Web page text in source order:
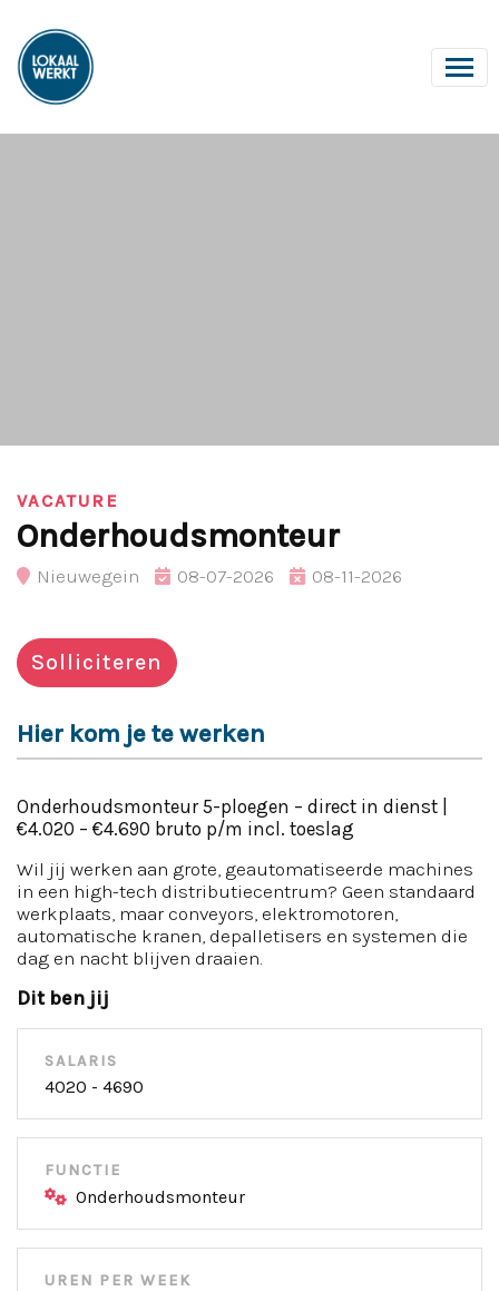
VACATURE
Onderhoudsmonteur
Nieuwegein 08-07-2026 08-11-2026
Solliciteren
Hier kom je te werken
Onderhoudsmonteur 5-ploegen – direct in dienst |
€4.020 – €4.690 bruto p/m incl. toeslag
Wil jij werken aan grote, geautomatiseerde machines
in een high-tech distributiecentrum? Geen standaard
werkplaats, maar conveyors, elektromotoren,
automatische kranen, depalletisers en systemen die
dag en nacht blijven draaien.
Dit ben jij
SALARIS
4020 - 4690
FUNCTIE
Onderhoudsmonteur
UREN PER WEEK